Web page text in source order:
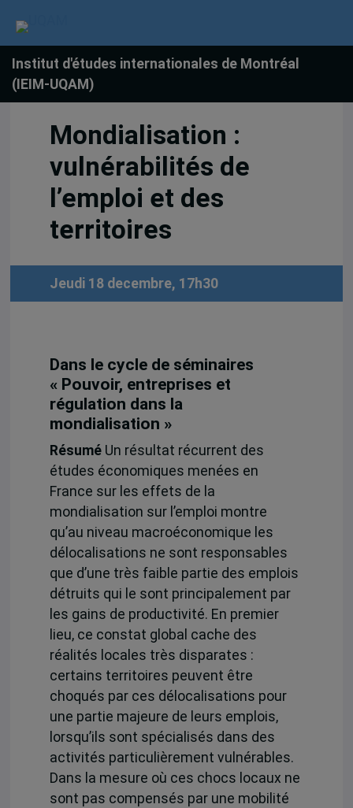
Institut d'études internationales de Montréal
(IEIM-UQAM)
Mondialisation :
vulnérabilités de
l’emploi et des
territoires
Jeudi 18 decembre, 17h30
Dans le cycle de séminaires
« Pouvoir, entreprises et
régulation dans la
mondialisation »
RésuméUn résultat récurrent des
études économiques menées en
France sur les effets de la
mondialisation sur l’emploi montre
qu’au niveau macroéconomique les
délocalisations ne sont responsables
que d’une très faible partie des emplois
détruits qui le sont principalement par
les gains de productivité. En premier
lieu, ce constat global cache des
réalités locales très disparates :
certains territoires peuvent être
choqués par ces délocalisations pour
une partie majeure de leurs emplois,
lorsqu’ils sont spécialisés dans des
activités particulièrement vulnérables.
Dans la mesure où ces chocs locaux ne
sont pas compensés par une mobilité